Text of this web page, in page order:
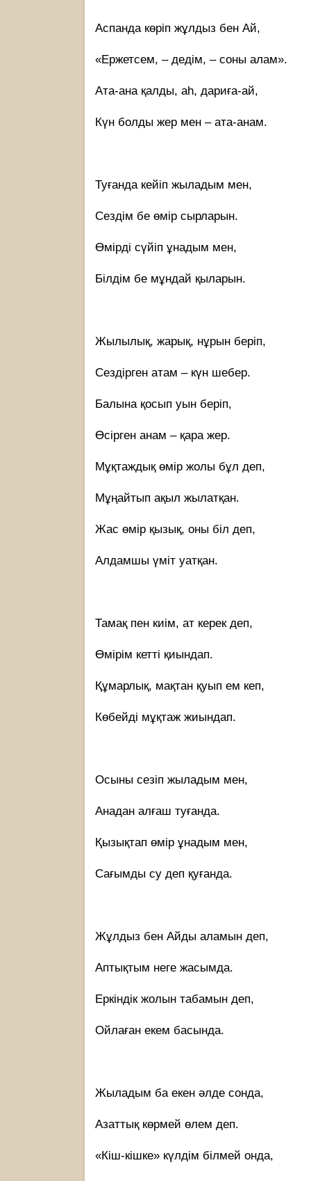
Аспанда көріп жұлдыз бен Ай,
«Ержетсем, – дедім, – соны алам».
Ата-ана қалды, аһ, дариға-ай,
Күн болды жер мен – ата-анам.
Туғанда кейіп жыладым мен,
Сездім бе өмір сырларын.
Өмірді сүйіп ұнадым мен,
Білдім бе мұндай қыларын.
Жылылық, жарық, нұрын беріп,
Сездірген атам – күн шебер.
Балына қосып уын беріп,
Өсірген анам – қара жер.
Мұқтаждық өмір жолы бұл деп,
Мұңайтып ақыл жылатқан.
Жас өмір қызық, оны біл деп,
Алдамшы үміт уатқан.
Тамақ пен киім, ат керек деп,
Өмірім кетті қиындап.
Құмарлық, мақтан қуып ем кеп,
Көбейді мұқтаж жиындап.
Осыны сезіп жыладым мен,
Анадан алғаш туғанда.
Қызықтап өмір ұнадым мен,
Сағымды су деп қуғанда.
Жұлдыз бен Айды аламын деп,
Аптықтым неге жасымда.
Еркіндік жолын табамын деп,
Ойлаған екем басында.
Жыладым ба екен әлде сонда,
Азаттық көрмей өлем деп.
«Кіш-кішке» күлдім білмей онда,